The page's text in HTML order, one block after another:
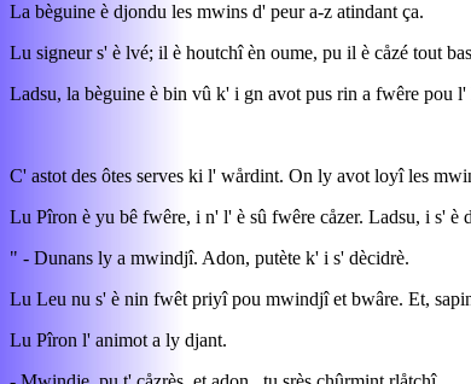
La bèguine è djondu les mwins d' peur a-z atindant ça.
Lu signeur s' è lvé; il è houtchî èn oume, pu il è cåzé tout
Ladsu, la bèguine è bin vû k' i gn avot pus rin a fwêre pou l'
C' astot des ôtes serves ki l' wårdint. On ly avot loyî les
Lu Pîron è yu bê fwêre, i n' l' è sû fwêre cåzer. Ladsu, i s' è
" - Dunans ly a mwindjî. Adon, putète k' i s' dècidrè.
Lu Leu nu s' è nin fwêt priyî pou mwindjî et bwâre. Et,
Lu Pîron l' animot a ly djant.